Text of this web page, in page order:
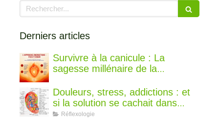
Rechercher
Derniers articles
Survivre à la canicule : La
sagesse millénaire de la
frais
Douleurs, stress, addictions : et
si la solution se cachait dans
votre oreille ?
Réflexologie